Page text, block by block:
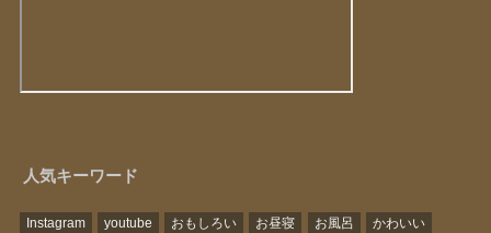
人気キーワード
Instagram youtube おもしろい お昼寝 お風呂
かわいい